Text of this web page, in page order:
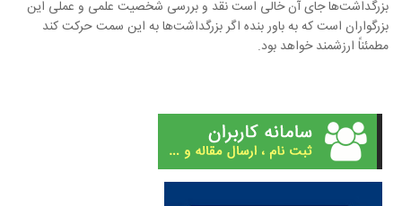
بزرگداشت‌ها جای آن خالی است نقد و بررسی شخصیت علمی و عملی این
بزرگواران است که به باور بنده اگر بزرگداشت‌ها به این سمت حرکت کند
مطمئناً ارزشمند خواهد بود.